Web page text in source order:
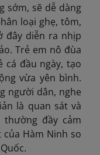
sớm, sẽ dễ dàng
loại ghẹ, tôm,
đây diễn ra nhịp
Trẻ em nô đùa
cá đầu ngày, tạo
vừa yên bình.
người dân, nghe
là quan sát và
đầy cảm
Hàm Ninh so